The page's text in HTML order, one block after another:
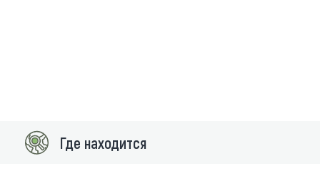
Где находится